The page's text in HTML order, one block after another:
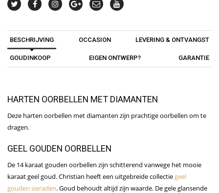
BESCHRIJVING OCCASION LEVERING & ONTVANGST
GOUDINKOOP EIGEN ONTWERP? GARANTIE
HARTEN OORBELLEN MET DIAMANTEN
Deze harten oorbellen met diamanten zijn prachtige oorbellen om te
dragen.
GEEL GOUDEN OORBELLEN
De 14 karaat gouden oorbellen zijn schitterend vanwege het mooie
karaat geel goud. Christian heeft een uitgebreide collectie geel
gouden sieraden. Goud behoudt altijd zijn waarde. De gele glansende